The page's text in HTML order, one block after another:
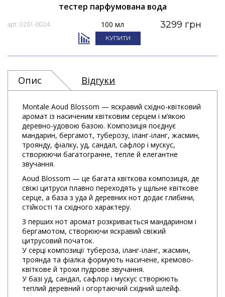
тестер парфумована вода
арт. 0261-0024 100 мл 3299 грн
КУПИТИ
Опис Відгуки
Montale Aoud Blossom — яскравий східно-квітковий
аромат із насиченим квітковим серцем і м’якою
деревно-удовою базою. Композиція поєднує
мандарин, бергамот, туберозу, іланг-іланг, жасмин,
троянду, фіалку, уд, сандал, сафлор і мускус,
створюючи багатогранне, тепле й елегантне
звучання.
Aoud Blossom — це багата квіткова композиція, де
свіжі цитруси плавно переходять у щільне квіткове
серце, а база з уда й деревних нот додає глибини,
стійкості та східного характеру.
З перших нот аромат розкривається мандарином і
бергамотом, створюючи яскравий свіжий
цитрусовий початок.
У серці композиції тубероза, іланг-іланг, жасмин,
троянда та фіалка формують насичене, кремово-
квіткове й трохи пудрове звучання.
У базі уд, сандал, сафлор і мускус створюють
теплий деревний і огортаючий східний шлейф.